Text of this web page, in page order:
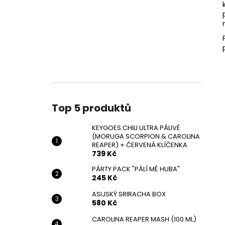
Top 5 produktů
KEYGOES:CHILI ULTRA PÁLIVÉ
(MORUGA SCORPION & CAROLINA
REAPER) + ČERVENÁ KLÍČENKA
739 Kč
PÁRTY PACK "PÁLÍ MĚ HUBA"
245 Kč
ASIJSKÝ SRIRACHA BOX
580 Kč
CAROLINA REAPER MASH (100 ML)